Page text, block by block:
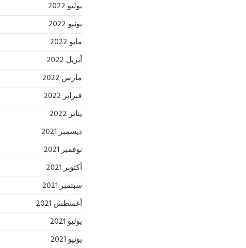
يوليو 2022
يونيو 2022
مايو 2022
أبريل 2022
مارس 2022
فبراير 2022
يناير 2022
ديسمبر 2021
نوفمبر 2021
أكتوبر 2021
سبتمبر 2021
أغسطس 2021
يوليو 2021
يونيو 2021